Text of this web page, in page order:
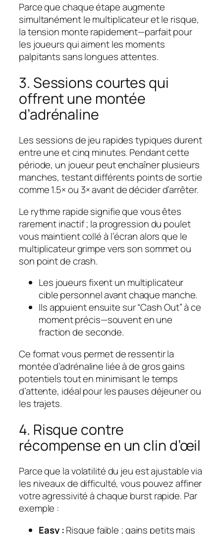
Parce que chaque étape augmente
simultanément le multiplicateur et le risque,
la tension monte rapidement—parfait pour
les joueurs qui aiment les moments
palpitants sans longues attentes.
3. Sessions courtes qui
offrent une montée
d’adrénaline
Les sessions de jeu rapides typiques durent
entre une et cinq minutes. Pendant cette
période, un joueur peut enchaîner plusieurs
manches, testant différents points de sortie
comme 1.5× ou 3× avant de décider d’arrêter.
Le rythme rapide signifie que vous êtes
rarement inactif ; la progression du poulet
vous maintient collé à l’écran alors que le
multiplicateur grimpe vers son sommet ou
son point de crash.
Les joueurs fixent un multiplicateur
cible personnel avant chaque manche.
Ils appuient ensuite sur “Cash Out” à ce
moment précis—souvent en une
fraction de seconde.
Ce format vous permet de ressentir la
montée d’adrénaline liée à de gros gains
potentiels tout en minimisant le temps
d’attente, idéal pour les pauses déjeuner ou
les trajets.
4. Risque contre
récompense en un clin d’œil
Parce que la volatilité du jeu est ajustable via
les niveaux de difficulté, vous pouvez affiner
votre agressivité à chaque burst rapide. Par
exemple :
Easy :Risque faible ; gains petits mais